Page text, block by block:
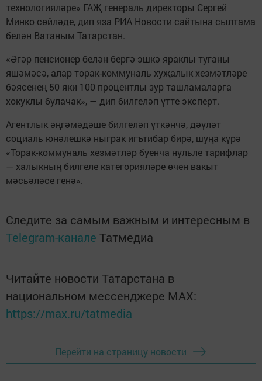
технологияләре» ГАҖ генераль директоры Сергей
Минко сөйләде, дип яза РИА Новости сайтына сылтама
белән Ватаным Татарстан.
«Әгәр пенсионер белән бергә эшкә яраклы туганы
яшәмәсә, алар торак-коммуналь хуҗалык хезмәтләре
бәясенең 50 яки 100 процентлы зур ташламаларга
хокуклы булачак», — дип билгеләп үтте эксперт.
Агентлык әңгәмәдәше билгеләп үткәнчә, дәүләт
социаль юнәлешкә ныграк игътибар бирә, шуңа күрә
«Торак-коммуналь хезмәтләр буенча нульле тарифлар
— халыкның билгеле категорияләре өчен вакыт
мәсьәләсе генә».
Следите за самым важным и интересным в
Telegram-канале Татмедиа
Читайте новости Татарстана в
национальном мессенджере MАХ:
https://max.ru/tatmedia
Перейти на страницу новости